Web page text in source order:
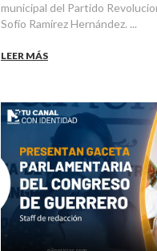
municipal del Partido
Sofío Ramírez Hernández. ...
LEER MÁS